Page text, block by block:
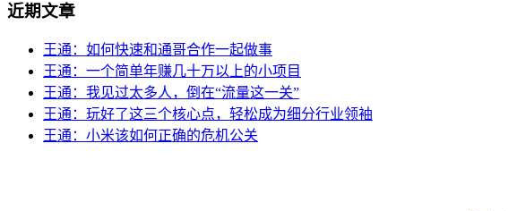
近期文章
王通：如何快速和通哥合作一起做事
王通：一个简单年赚几十万以上的小项目
王通：我见过太多人，倒在“流量这一关”
王通：玩好了这三个核心点，轻松成为细分行业领袖
王通：小米该如何正确的危机公关